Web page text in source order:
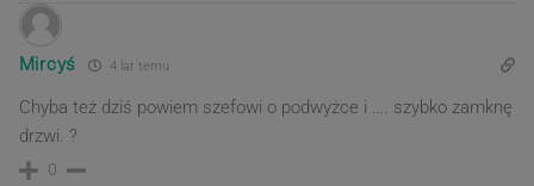
Mircyś 4 lat temu
Chyba też dziś powiem szefowi o podwyżce i …. szybko zamknę
drzwi. ?
0